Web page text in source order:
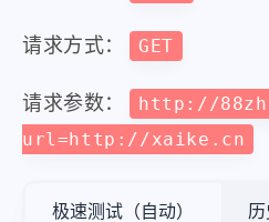
请求方式： GET
请求参数：
http://
url=http://xaike.cn
极速测试（自动）